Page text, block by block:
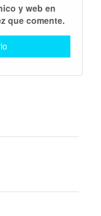
y web en
que comente.